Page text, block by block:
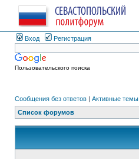
Вход Регистрация
Пользовательского поиска
Сообщения без ответов | Активные темы
Список форумов